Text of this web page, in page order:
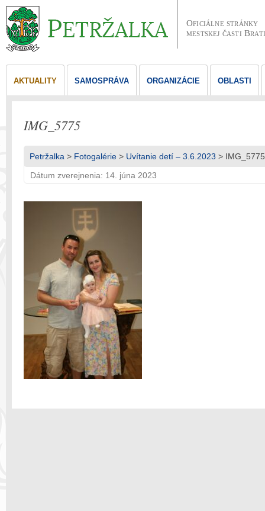
Oficiálne stránky
mestskej časti
AKTUALITY SAMOSPRÁVA ORGANIZÁCIE OBLASTI
IMG_5775
Petržalka > Fotogalérie > Uvítanie detí – 3.6.2023 > IMG_5775
Dátum zverejnenia: 14. júna 2023